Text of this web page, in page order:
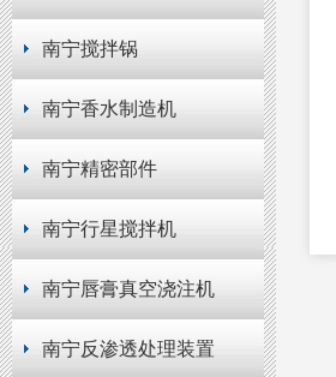
南宁搅拌锅
南宁香水制造机
南宁精密部件
南宁行星搅拌机
南宁唇膏真空浇注机
南宁反渗透处理装置